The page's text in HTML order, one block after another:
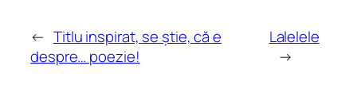
← Titlu inspirat, se știe, că e
despre… poezie!
Lalelele
→